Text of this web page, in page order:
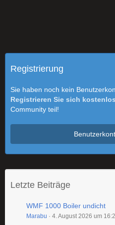
Registrierung
Sie haben noch kein
Registrieren Sie sich kostenlos
Community teil!
Letzte Beiträge
WMF 1000 Boiler undicht
Marabu 4. August 2026 um